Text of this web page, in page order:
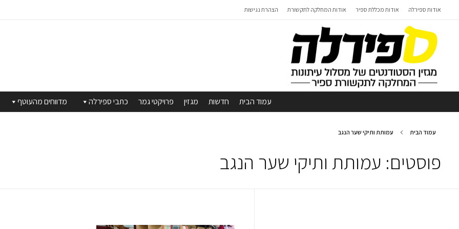
אודות ספירלה אודות מכללת ספיר אודות המחלקה לתקשורת הצהרת נגישות
עמוד הבית חדשות מגזין פרויקטי גמר כתבי ספירלה מדווחים מהעוטף
עמוד הבית עמותת ותיקי שער הנגב
פוסטים: עמותת ותיקי שער הנגב